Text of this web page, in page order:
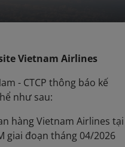
Vietnam Airlines
- CTCP thông báo kế
như sau:
hàng Vietnam Airlines tại
giai đoạn tháng 04/2026